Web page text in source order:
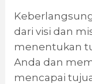
dari visi dan
menentukan
Anda dan
mencapai